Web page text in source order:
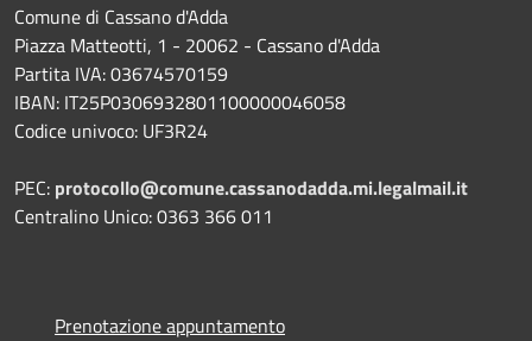
Comune di Cassano d'Adda
Piazza Matteotti, 1 - 20062 - Cassano d'Adda
Partita IVA: 03674570159
IBAN: IT25P0306932801100000046058
Codice univoco: UF3R24
PEC: protocollo@comune.cassanodadda.mi.legalmail.it
Centralino Unico: 0363 366 011
Prenotazione appuntamento